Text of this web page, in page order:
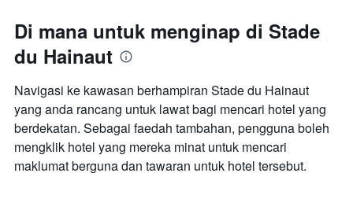
Di mana untuk menginap di Stade
du Hainaut
Navigasi ke kawasan berhampiran Stade du Hainaut
yang anda rancang untuk lawat bagi mencari hotel yang
berdekatan. Sebagai faedah tambahan, pengguna boleh
mengklik hotel yang mereka minat untuk mencari
maklumat berguna dan tawaran untuk hotel tersebut.